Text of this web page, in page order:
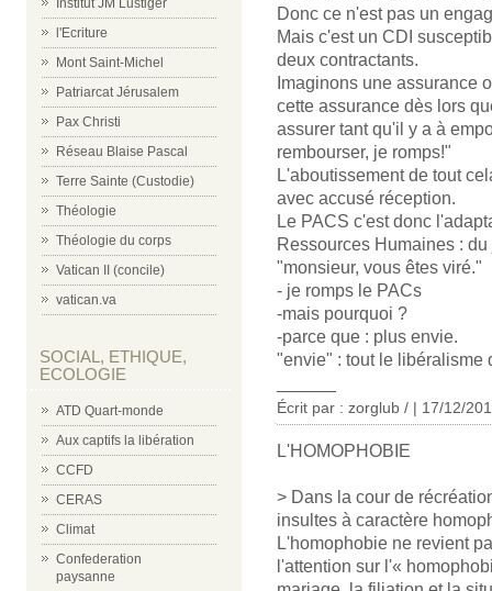
Institut JM Lustiger
l'Ecriture
Mont Saint-Michel
Patriarcat Jérusalem
Pax Christi
Réseau Blaise Pascal
Terre Sainte (Custodie)
Théologie
Théologie du corps
Vatican II (concile)
vatican.va
SOCIAL, ETHIQUE,
ECOLOGIE
ATD Quart-monde
Aux captifs la libération
CCFD
CERAS
Climat
Confederation
paysanne
Donc ce n'est pas un
Mais c'est un CDI
deux contractants.
Imaginons une assurance
cette assurance dès lors
assurer tant qu'il y a à
rembourser, je romps!"
L'aboutissement de tout
avec accusé réception.
Le PACS c'est donc
Ressources Humaines :
"monsieur, vous êtes viré."
- je romps le PACs
-mais pourquoi ?
-parce que : plus envie.
"envie" : tout le libéralisme
Écrit par : zorglub / | 17/12/
L'HOMOPHOBIE
> Dans la cour de
insultes à caractère
L'homophobie ne revient
l'attention sur l'«